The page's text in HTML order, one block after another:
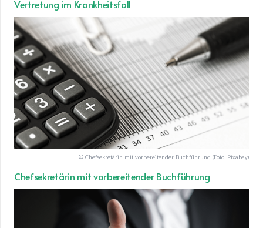
Vertretung im Krankheitsfall
© Chefsekretärin mit vorbereitender Buchführung (Foto: Pixabay)
Chefsekretärin mit vorbereitender Buchführung